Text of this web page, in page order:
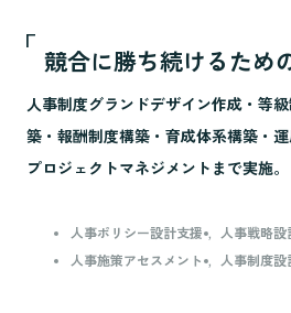
競合に勝ち続けるため
人事制度グランドデザイン作成・等
築・報酬制度構築・育成体系構築・
プロジェクトマネジメントまで実施。
人事ポリシー設計支援
人事戦略設
人事施策アセスメント
人事制度設